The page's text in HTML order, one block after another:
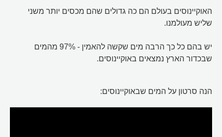
האוקיינוסים בעולם הם כה גדולים שהם מכסים יותר משני
שליש מעולמנו.
יש בהם כל כך הרבה מים שקשה להאמין - 97% מהמים
שבכדור הארץ נמצאים באוקיינוסים.
הנה סרטון על המים שבאוקיינוסים: